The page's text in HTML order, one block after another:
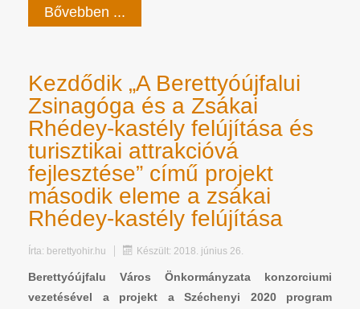
Bővebben ...
Kezdődik „A Berettyóújfalui
Zsinagóga és a Zsákai
Rhédey-kastély felújítása és
turisztikai attrakcióvá
fejlesztése” című projekt
második eleme a zsákai
Rhédey-kastély felújítása
Írta: berettyohir.hu Készült: 2018. június 26.
Berettyóújfalu Város Önkormányzata konzorciumi
vezetésével a projekt a Széchenyi 2020 program